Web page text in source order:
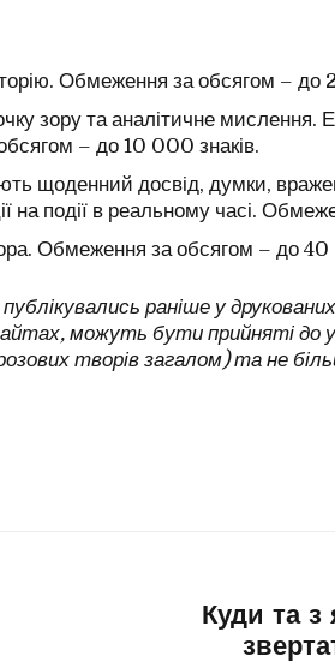
Обмеження за обсягом – до
зору та аналітичне мислення.
– до 10 000 знаків.
щоденний досвід, думки,
на події в реальному часі.
Обмеження за обсягом – до 40
раніше у
можуть бути прийняті
творів загалом) та не
Куди та